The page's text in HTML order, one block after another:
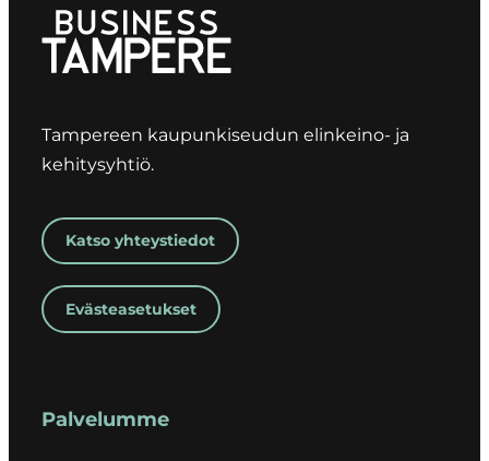
Tampereen kaupunkiseudun elinkeino- ja
kehitysyhtiö.
Katso yhteystiedot
Evästeasetukset
Palvelumme